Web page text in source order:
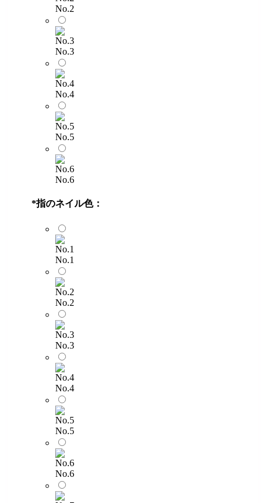
No.2
No.3
No.4
No.5
No.6
*指のネイル色：
No.1
No.2
No.3
No.4
No.5
No.6